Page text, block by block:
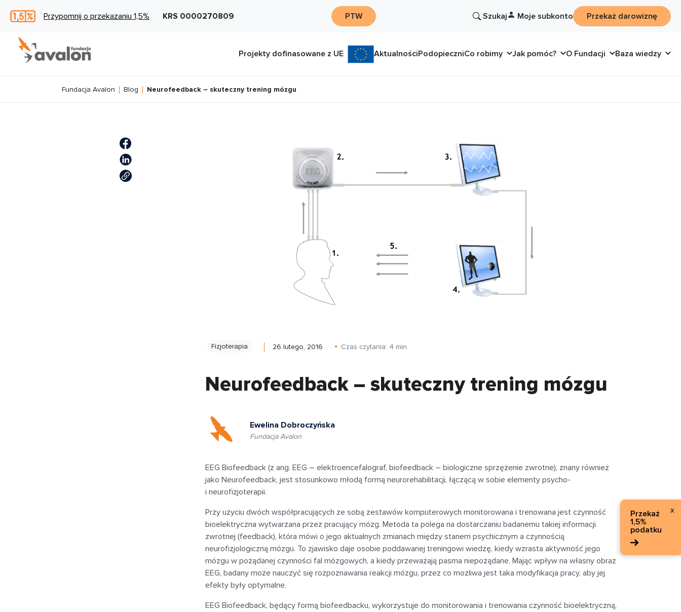
Przekaż
1,5%
podatku
x
Przypomnij o przekazaniu 1,5% KRS 0000270809 PTW Szukaj Moje subkonto Przekaż darowiznę
Projekty dofinasowane z UE AktualnościPodopieczniCo robimy Jak pomóc? O Fundacji Baza wiedzy
Fundacja Avalon Blog Neurofeedback – skuteczny trening mózgu
Fizjoterapia 26 lutego, 2016 Czas czytania: 4 min
Neurofeedback – skuteczny trening mózgu
Ewelina Dobroczyńska
Fundacja Avalon
EEG Biofeedback (z ang. EEG – elektroencefalograf, biofeedback – biologiczne sprzężenie zwrotne), znany również
jako Neurofeedback, jest stosunkowo młodą formą neurorehabilitacji, łączącą w sobie elementy psycho-
i neurofizjoterapii.
Przy użyciu dwóch współpracujących ze sobą zestawów komputerowych monitorowana i trenowana jest czynność
bioelektryczna wytwarzana przez pracujący mózg. Metoda ta polega na dostarczaniu badanemu takiej informacji
zwrotnej (feedback), która mówi o jego aktualnych zmianach między stanem psychicznym a czynnością
neurofizjologiczną mózgu. To zjawisko daje osobie poddawanej treningowi wiedzę, kiedy wzrasta aktywność jego
mózgu w pożądanej czynności fal mózgowych, a kiedy przeważają pasma niepożądane. Mając wpływ na własny obraz
EEG, badany może nauczyć się rozpoznawania reakcji mózgu, przez co możliwa jest taka modyfikacja pracy, aby jej
efekty były optymalne.
EEG Biofeedback, będący formą biofeedbacku, wykorzystuje do monitorowania i trenowania czynność bioelektryczną,